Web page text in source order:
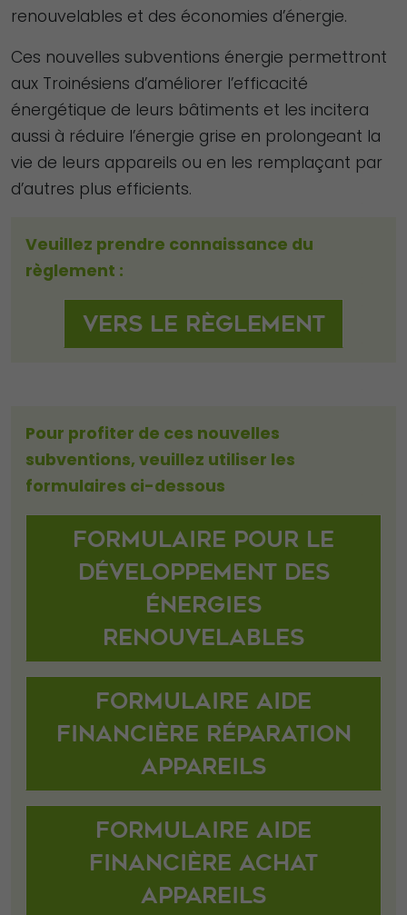
renouvelables et des économies d’énergie.
Ces nouvelles subventions énergie permettront
aux Troinésiens d’améliorer l’efficacité
énergétique de leurs bâtiments et les incitera
aussi à réduire l’énergie grise en prolongeant la
vie de leurs appareils ou en les remplaçant par
d’autres plus efficients.
Veuillez prendre connaissance du
règlement :
Vers le règlement
Pour profiter de ces nouvelles
subventions, veuillez utiliser les
formulaires ci-dessous
Formulaire pour le
développement des
énergies
renouvelables
Formulaire aide
financière réparation
appareils
Formulaire aide
financière achat
appareils